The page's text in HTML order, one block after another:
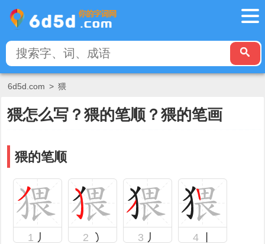
6d5d.com > 猥
猥怎么写？猥的笔顺？猥的笔画
猥的笔顺
1 丿 2 ㇁ 3 丿 4